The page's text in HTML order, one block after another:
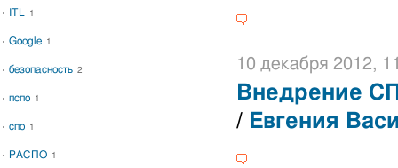
10 декабря 2012,
Внедрение
/ Евгения
ITL 1
Google 1
безопасность 2
пспо 1
спо 1
РАСПО 1